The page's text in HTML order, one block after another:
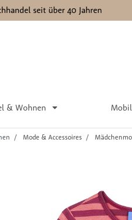
seit über 40 Jahren
& Wohnen
Mode & Accessoires